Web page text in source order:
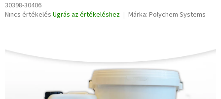
30398-30406
A
5-
Nincs értékelés Ugrás az értékeléshez Márka: Polychem Systems